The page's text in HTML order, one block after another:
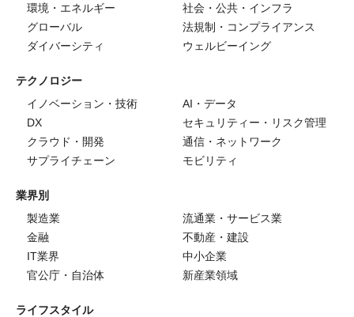
環境・エネルギー
社会・公共・インフラ
グローバル
法規制・コンプライアンス
ダイバーシティ
ウェルビーイング
テクノロジー
イノベーション・技術
AI・データ
DX
セキュリティー・リスク管理
クラウド・開発
通信・ネットワーク
サプライチェーン
モビリティ
業界別
製造業
流通業・サービス業
金融
不動産・建設
IT業界
中小企業
官公庁・自治体
新産業領域
ライフスタイル